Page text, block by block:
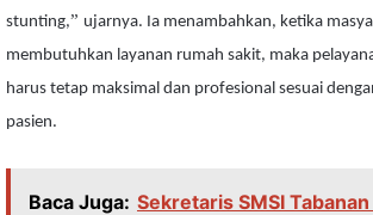
stunting,” ujarnya. Ia menambahkan, ketika
membutuhkan layanan rumah sakit, maka
harus tetap maksimal dan profesional sesuai
pasien.
Baca Juga: Sekretaris SMSI